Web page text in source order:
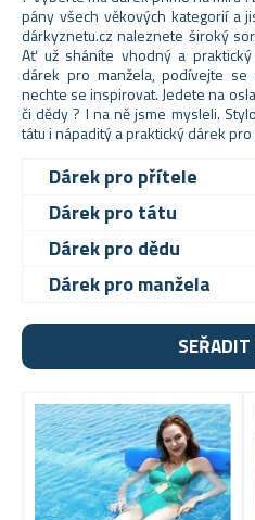
pány všech věkových kategorií a
dárkyznetu.cz naleznete široký
Ať už sháníte vhodný a
dárek pro manžela, podívejte
nechte se inspirovat. Jedete na
či dědy ? I na ně jsme mysleli.
tátu i nápaditý a praktický dárek pro
Dárek pro přítele
Dárek pro tátu
Dárek pro dědu
Dárek pro manžela